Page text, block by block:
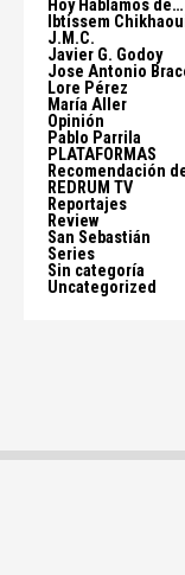
Hoy Hablamos de…
Ibtissem
J.M.C.
Javier G. Godoy
Jose Antonio
Lore Pérez
María Aller
Opinión
Pablo Parrila
PLATAFORMAS
Recomendación
REDRUM TV
Reportajes
Review
San Sebastián
Series
Sin categoría
Uncategorized